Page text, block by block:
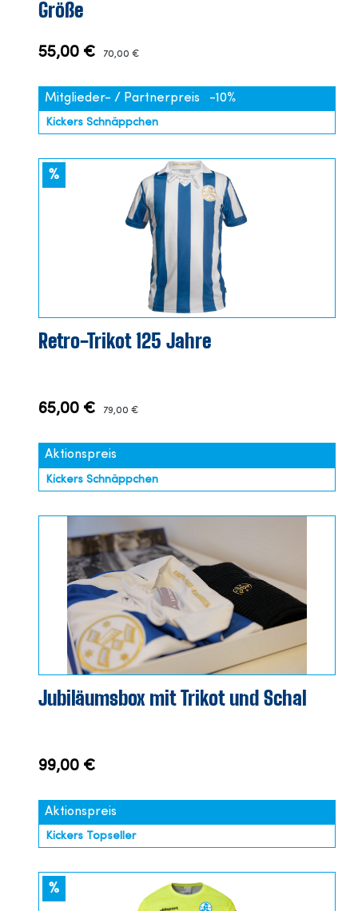
Größe
55,00 € 70,00 €
Mitglieder- / Partnerpreis -10%
Kickers Schnäppchen
%
Retro-Trikot 125 Jahre
65,00 € 79,00 €
Aktionspreis
Kickers Schnäppchen
Jubiläumsbox mit Trikot und Schal
99,00 €
Aktionspreis
Kickers Topseller
%